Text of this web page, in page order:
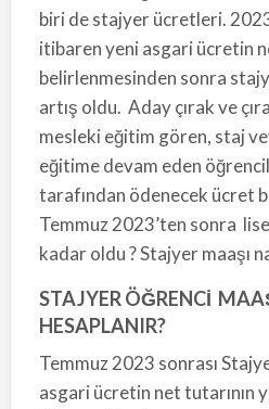
biri de stajyer ücretleri.
itibaren yeni asgari ücretin
belirlenmesinden sonra
artış oldu. Aday çırak ve
mesleki eğitim gören, staj
eğitime devam eden
tarafından ödenecek ücret
Temmuz 2023’ten sonra
kadar oldu ? Stajyer maaşı
STAJYER ÖĞRENCİ
HESAPLANIR?
Temmuz 2023 sonrası
asgari ücretin net tutarının